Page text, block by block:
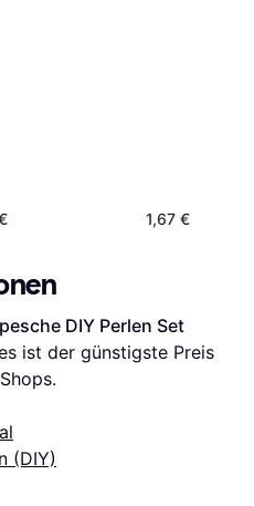
1,67 €
DIY Perlen Set
ist der günstigste Preis
(DIY)